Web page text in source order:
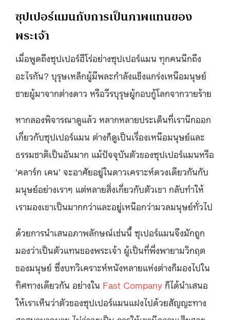
ซุปเปอร์แมนกับการเป็นภาพแทนของ
พระเจ้า
เมื่อพูดถึงซุปเปอร์ฮีโร่อย่างซุปเปอร์แมน ทุกคนนึกถึง
อะไรกัน? บุรุษเหล็กผู้มีพละกำลังแข็งแกร่งเหนือมนุษย์
ชายผู้มาจากต่างดาว หรือวีรบุรุษผู้กอบกู้โลกจากวายร้าย
หากลองพิจารณาดูแล้ว หลากหลายประเด็นที่เรานึกออก
เกี่ยวกับซุปเปอร์แมน ต่างก็ดูเป็นเรื่องเหนือมนุษย์และ
ธรรมชาติเป็นอันมาก แม้ปัจจุบันตัวของซุปเปอร์แมนหรือ
‘คลาร์ก เคน’ จะอาศัยอยู่ในดาวเคราะห์ดวงเดียวกันกับ
มนุษย์อย่างเราๆ แต่หลายสิ่งเกี่ยวกับตัวเขา กลับทำให้
เรามองเขาเป็นมากกว่าและอยู่เหนือกว่ามวลมนุษย์ทั่วไป
ด้วยการนำเสนอภาพลักษณ์เช่นนี้ ซุเปอร์แมนจึงมักถูก
มองว่าเป็นตัวแทนของพระเจ้า ผู้เป็นที่พึ่งพายามวิกฤต
ของมนุษย์ ซึ่งบทวิเคราะห์หนังหลายแห่งต่างก็มองไปใน
ทิศทางเดียวกัน อย่างใน Fast Company ก็ได้นำเสนอ
ให้เราเห็นว่าตัวของซุปเปอร์แมนแฝงไปด้วยสัญญะทาง